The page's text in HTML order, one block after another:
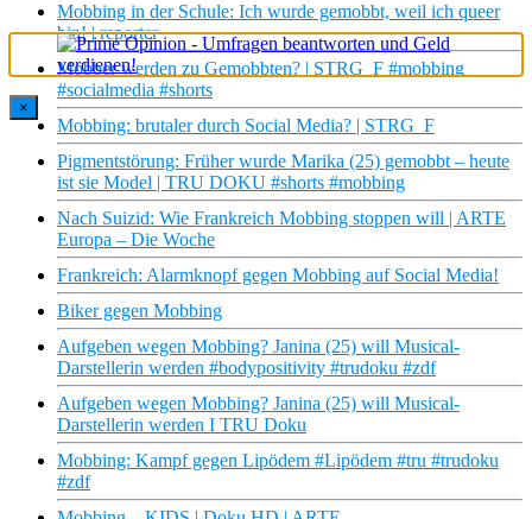
Mobbing in der Schule: Ich wurde gemobbt, weil ich queer
bin! | reporter
Mobber werden zu Gemobbten? | STRG_F #mobbing
#socialmedia #shorts
Mobbing: brutaler durch Social Media? | STRG_F
Pigmentstörung: Früher wurde Marika (25) gemobbt – heute
ist sie Model | TRU DOKU #shorts #mobbing
Nach Suizid: Wie Frankreich Mobbing stoppen will | ARTE
Europa – Die Woche
Frankreich: Alarmknopf gegen Mobbing auf Social Media!
Biker gegen Mobbing
Aufgeben wegen Mobbing? Janina (25) will Musical-
Darstellerin werden #bodypositivity #trudoku #zdf
Aufgeben wegen Mobbing? Janina (25) will Musical-
Darstellerin werden I TRU Doku
Mobbing: Kampf gegen Lipödem #Lipödem #tru #trudoku
#zdf
×